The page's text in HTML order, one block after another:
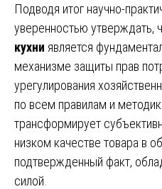
Подводя итог научно-
уверенностью утверждать,
кухни является
механизме защиты прав
урегулирования
по всем правилам и
трансформирует
низком качестве товара в
подтвержденный факт,
силой.